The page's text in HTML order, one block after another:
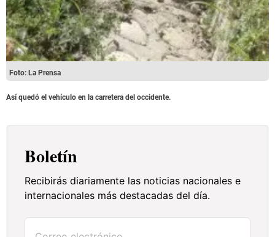
Foto: La Prensa
Así quedó el vehículo en la carretera del occidente.
Boletín
Recibirás diariamente las noticias nacionales e
internacionales más destacadas del día.